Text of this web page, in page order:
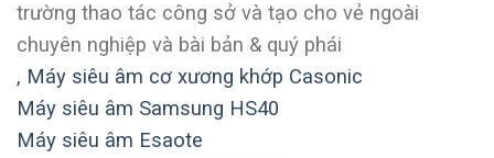
trường thao tác công sở và tạo cho vẻ ngoài
chuyên nghiệp và bài bản & quý phái
, Máy siêu âm cơ xương khớp Casonic
Máy siêu âm Samsung HS40
Máy siêu âm Esaote